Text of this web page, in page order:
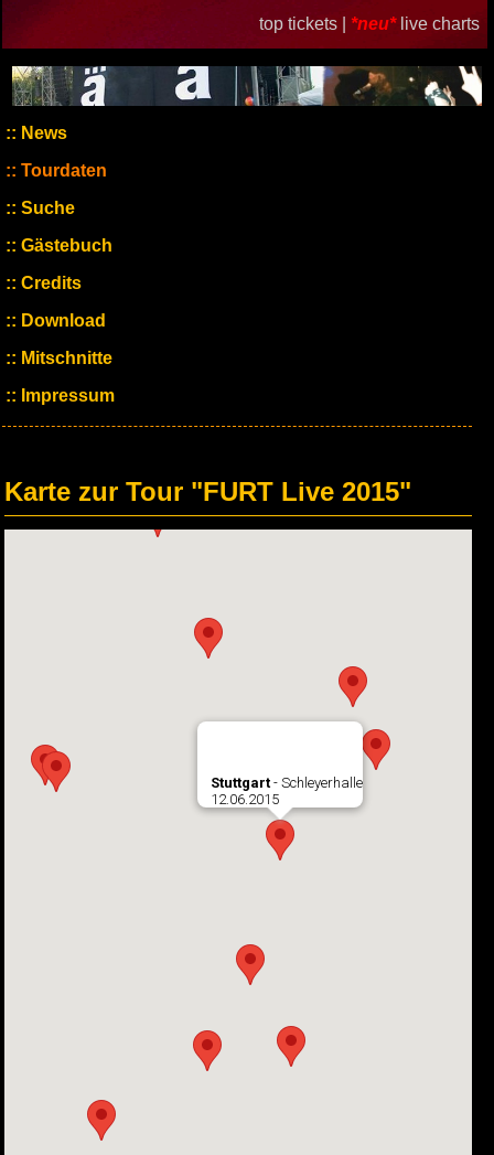
top tickets | *neu* live charts
News
Tourdaten
Suche
Gästebuch
Credits
Download
Mitschnitte
Impressum
Karte zur Tour "FURT Live 2015"
Stuttgart - Schleyerhalle
12.06.2015